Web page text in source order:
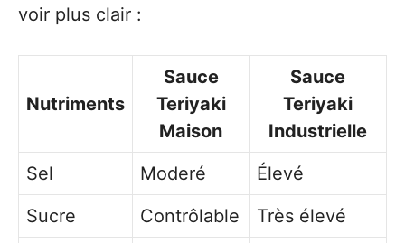
voir plus clair :
Nutriments
Sauce
Teriyaki
Maison
Sauce
Teriyaki
Industrielle
Sel
Moderé
Élevé
Sucre
Contrôlable
Très élevé